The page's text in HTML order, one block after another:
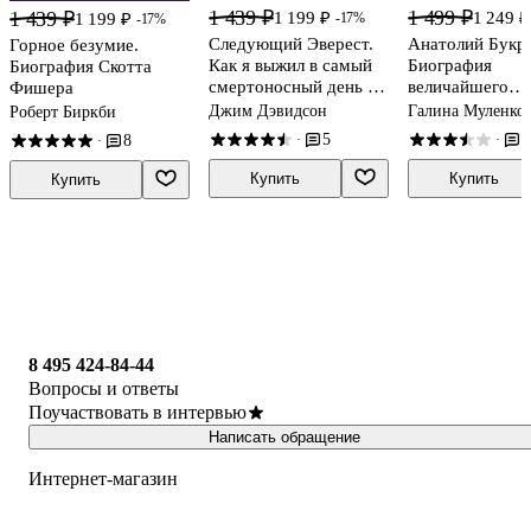
1 439 ₽1 199 ₽ -17%
Горное безумие.
Биография Скотта
Фишера
Роберт Биркби
· 8
Купить
1 439 ₽1 199 ₽ -17%
Следующий Эверест.
Как я выжил в самый
смертоносный день в
горах и обрел силы
попробовать достичь
вершины снова
Джим Дэвидсон
· 5
Купить
1 499 ₽1 249 ₽
Анатолий
Биография
величайшего
советского
в
близких
Галина
·
Купить
8 495 424-84-44
Вопросы и ответы
Поучаствовать в интервью
Написать обращение
Интернет-магазин